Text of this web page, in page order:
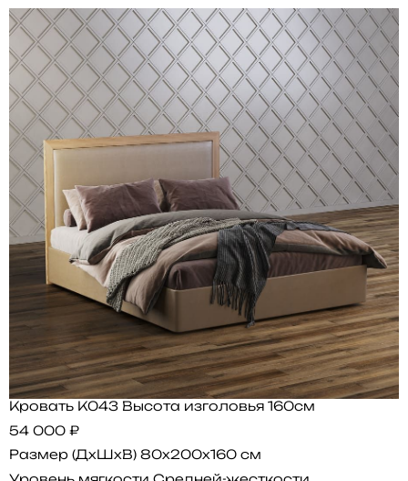
Кровать K043 Высота изголовья 160см
54 000 ₽
Размер (ДхШхВ) 80x200x160 см